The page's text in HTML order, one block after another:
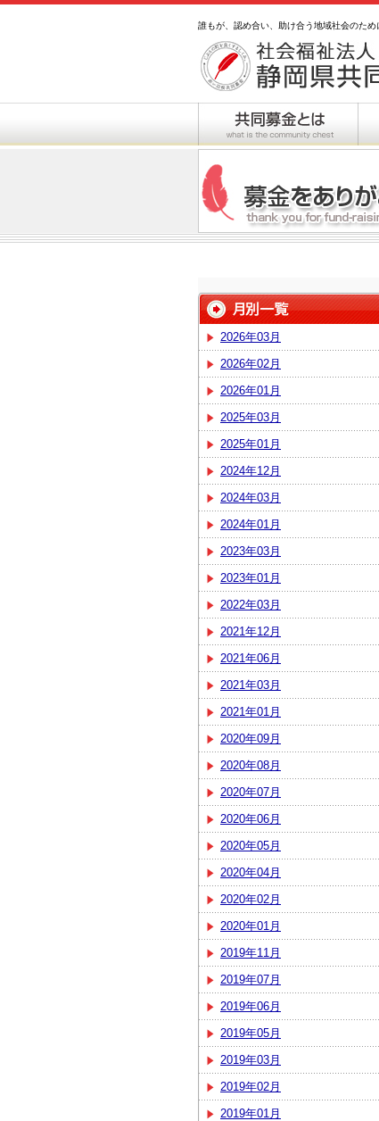
誰もが、認め合い、助け合う地域社会のた
2026年03月
2026年02月
2026年01月
2025年03月
2025年01月
2024年12月
2024年03月
2024年01月
2023年03月
2023年01月
2022年03月
2021年12月
2021年06月
2021年03月
2021年01月
2020年09月
2020年08月
2020年07月
2020年06月
2020年05月
2020年04月
2020年02月
2020年01月
2019年11月
2019年07月
2019年06月
2019年05月
2019年03月
2019年02月
2019年01月